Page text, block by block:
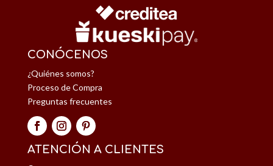
CONÓCENOS
¿Quiénes somos?
Proceso de Compra
Preguntas frecuentes
ATENCIÓN A CLIENTES